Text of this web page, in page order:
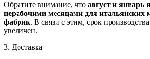
Обратите внимание, что август и январь
нерабочими месяцами для итальянских
фабрик. В связи с этим, срок
увеличен.
3. Доставка